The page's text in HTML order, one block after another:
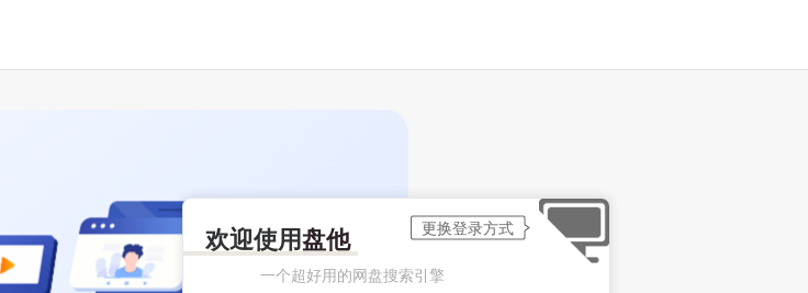
欢迎使用盘他
一个超好用的网盘搜索引擎